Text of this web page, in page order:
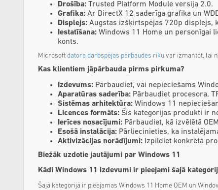
Drošība: Trusted Platform Module versija 2.0.
Grafika: Ar DirectX 12 saderīga grafika un
Displejs: Augstas izšķirtspējas 720p displejs,
Iestatīšana: Windows 11 Home un personīgai
konts.
Microsoft datora darbspējas pārbaudes rīku var izmantot, lai
Kas klientiem jāpārbauda pirms pirkuma?
Izdevums: Pārbaudiet, vai nepieciešams
Aparatūras saderība: Pārbaudiet procesora,
Sistēmas arhitektūra: Windows 11
Licences formāts: Šīs kategorijas produkti ir
Ierīces nosacījumi: Pārbaudiet, kā izvēlētā
Esošā instalācija: Pārliecinieties, ka
Aktivizācijas norādījumi: Izpildiet konkrētā
Biežāk uzdotie jautājumi par Windows 11
Kādi Windows 11 izdevumi ir pieejami šajā
Šajā kategorijā ir pieejamas Windows 11 Home OEM un